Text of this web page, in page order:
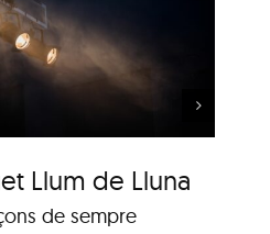
Llum de Lluna
de sempre
Parc: Punch
Marthe